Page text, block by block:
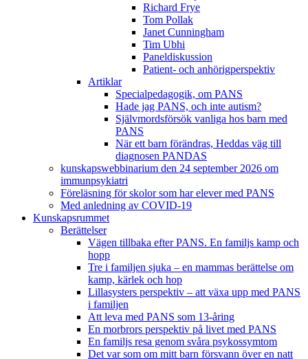
Richard Frye
Tom Pollak
Janet Cunningham
Tim Ubhi
Paneldiskussion
Patient- och anhörigperspektiv
Artiklar
Specialpedagogik, om PANS
Hade jag PANS, och inte autism?
Självmordsförsök vanliga hos barn med
PANS
När ett barn förändras, Heddas väg till
diagnosen PANDAS
kunskapswebbinarium den 24 september 2026 om
immunpsykiatri
Föreläsning för skolor som har elever med PANS
Med anledning av COVID-19
Kunskapsrummet
Berättelser
Vägen tillbaka efter PANS. En familjs kamp och
hopp
Tre i familjen sjuka – en mammas berättelse om
kamp, kärlek och hop
Lillasysters perspektiv – att växa upp med PANS
i familjen
Att leva med PANS som 13-åring
En morbrors perspektiv på livet med PANS
En familjs resa genom svåra psykossymtom
Det var som om mitt barn försvann över en natt